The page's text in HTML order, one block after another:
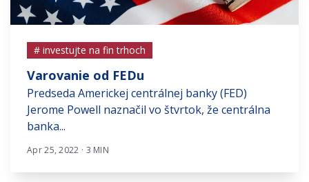
# investujte na fin trhoch
Varovanie od FEDu
Predseda Americkej centrálnej banky (FED)
Jerome Powell naznačil vo štvrtok, že centrálna
banka...
Apr 25, 2022 · 3 MIN